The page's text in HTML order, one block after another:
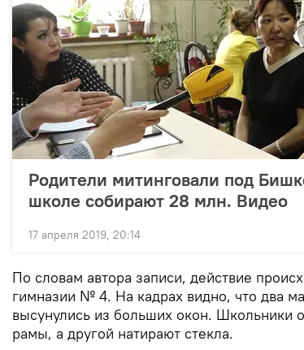
Родители митинговали под
школе собирают 28 млн. Видео
17 апреля 2019, 20:14
По словам автора записи, действие
гимназии № 4. На кадрах видно, что два
высунулись из больших окон. Школьники
рамы, а другой натирают стекла.